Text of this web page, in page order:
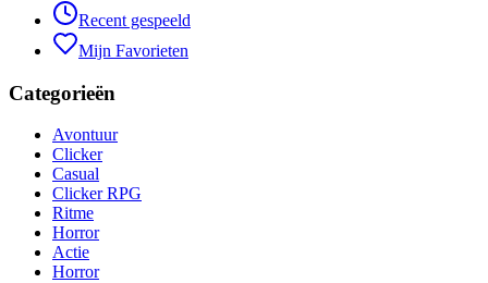
Recent gespeeld
Mijn Favorieten
Categorieën
Avontuur
Clicker
Casual
Clicker RPG
Ritme
Horror
Actie
Horror